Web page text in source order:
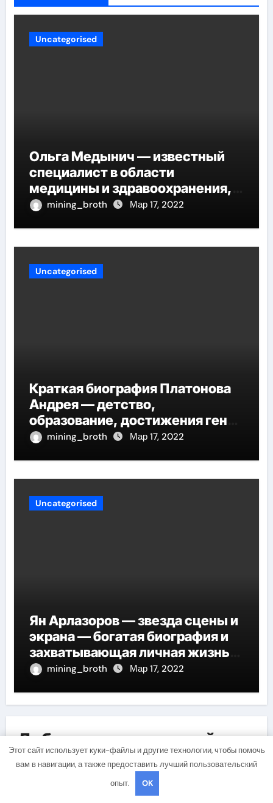
Uncategorised
Ольга Медынич — известный
специалист в области
медицины и здравоохранения,
автор многочисленных научных
mining_broth Мар 17, 2022
Uncategorised
Краткая биография Платонова
Андрея — детство,
образование, достижения гения
русской литературы
mining_broth Мар 17, 2022
Uncategorised
Ян Арлазоров — звезда сцены и
экрана — богатая биография и
захватывающая личная жизнь
великого актера
mining_broth Мар 17, 2022
Добавить комментарий
Для отправки комментария вам необходимо
Этот сайт использует куки-файлы и другие технологии, чтобы помочь
вам в навигации, а также предоставить лучший пользовательский
опыт.
OK